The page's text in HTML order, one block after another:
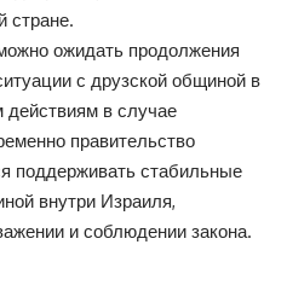
стране.
ожидать продолжения
с друзской общиной в
действиям в случае
правительство
поддерживать стабильные
внутри Израиля,
и соблюдении закона.